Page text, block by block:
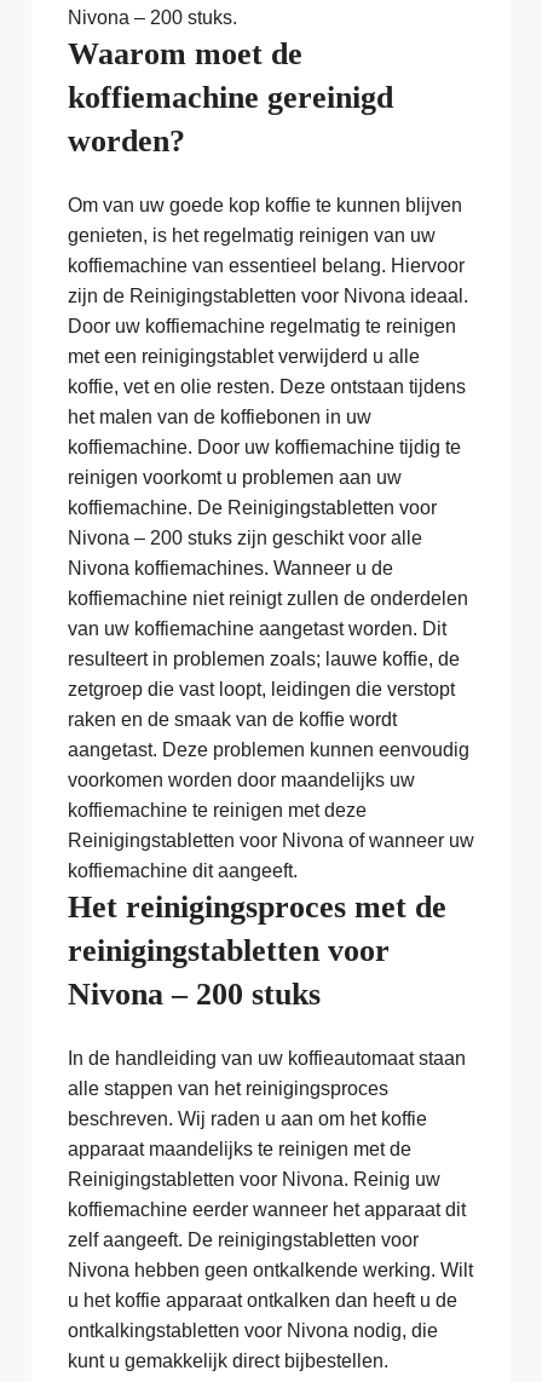
Nivona – 200 stuks.
Waarom moet de
koffiemachine gereinigd
worden?
Om van uw goede kop koffie te kunnen blijven
genieten, is het regelmatig reinigen van uw
koffiemachine van essentieel belang. Hiervoor
zijn de Reinigingstabletten voor Nivona ideaal.
Door uw koffiemachine regelmatig te reinigen
met een reinigingstablet verwijderd u alle
koffie, vet en olie resten. Deze ontstaan tijdens
het malen van de koffiebonen in uw
koffiemachine. Door uw koffiemachine tijdig te
reinigen voorkomt u problemen aan uw
koffiemachine. De Reinigingstabletten voor
Nivona – 200 stuks zijn geschikt voor alle
Nivona koffiemachines. Wanneer u de
koffiemachine niet reinigt zullen de onderdelen
van uw koffiemachine aangetast worden. Dit
resulteert in problemen zoals; lauwe koffie, de
zetgroep die vast loopt, leidingen die verstopt
raken en de smaak van de koffie wordt
aangetast. Deze problemen kunnen eenvoudig
voorkomen worden door maandelijks uw
koffiemachine te reinigen met deze
Reinigingstabletten voor Nivona of wanneer uw
koffiemachine dit aangeeft.
Het reinigingsproces met de
reinigingstabletten voor
Nivona – 200 stuks
In de handleiding van uw koffieautomaat staan
alle stappen van het reinigingsproces
beschreven. Wij raden u aan om het koffie
apparaat maandelijks te reinigen met de
Reinigingstabletten voor Nivona. Reinig uw
koffiemachine eerder wanneer het apparaat dit
zelf aangeeft. De reinigingstabletten voor
Nivona hebben geen ontkalkende werking. Wilt
u het koffie apparaat ontkalken dan heeft u de
ontkalkingstabletten voor Nivona nodig, die
kunt u gemakkelijk direct bijbestellen.